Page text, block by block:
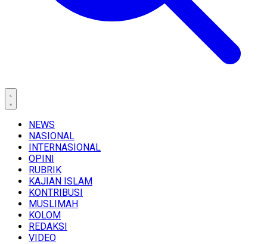
NEWS
NASIONAL
INTERNASIONAL
OPINI
RUBRIK
KAJIAN ISLAM
KONTRIBUSI
MUSLIMAH
KOLOM
REDAKSI
VIDEO